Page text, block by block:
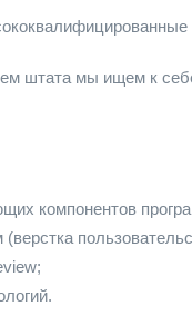
штата мы ищем к
компонентов